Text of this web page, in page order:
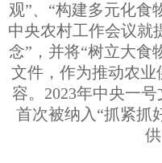
观”、“构建多元化食
中央农村工作会议就
念”，并将“树立大食
文件，作为推动农
容。 2023年中央一号
首次被纳入“抓紧抓
供